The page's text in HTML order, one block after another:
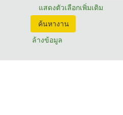
แสดงตัวเลือกเพิ่มเติม
ล้างข้อมูล